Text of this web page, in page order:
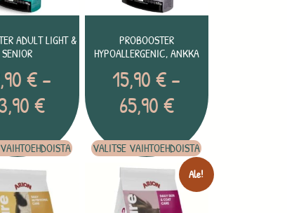
ADULT LIGHT &
SENIOR
€–
€
PROBOOSTER
HYPOALLERGENIC, ANKKA
15,90€–
65,90€
VALITSE VAIHTOEHDOISTA
Ale!